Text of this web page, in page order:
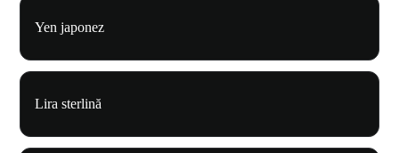
Yen japonez
Lira sterlină